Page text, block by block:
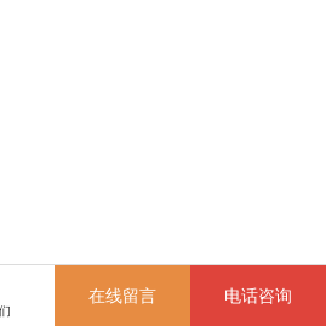
在线留言 电话咨询